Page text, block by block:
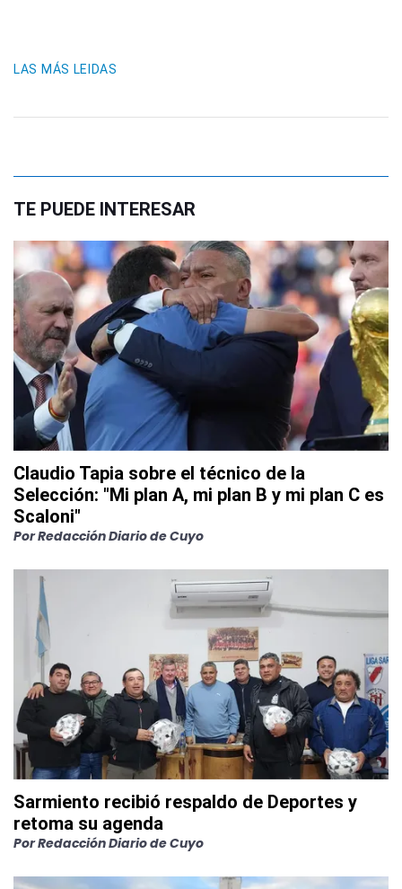
LAS MÁS LEIDAS
TE PUEDE INTERESAR
Claudio Tapia sobre el técnico de la
Selección: "Mi plan A, mi plan B y mi plan C es
Scaloni"
PorRedacción Diario de Cuyo
Sarmiento recibió respaldo de Deportes y
retoma su agenda
PorRedacción Diario de Cuyo